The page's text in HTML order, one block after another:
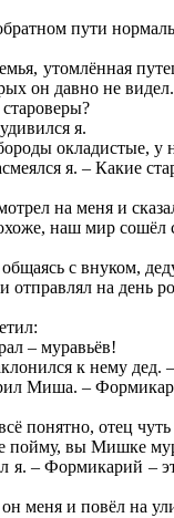
пути
утомлённая
он давно не
я.
окладистые, у
я. – Какие
на меня и
наш мир сошёл
с внуком,
отправлял на день
– муравьёв!
к нему дед.
Миша. –
понятно, отец
пойму, вы Мишке
я. – Формикарий –
меня и повёл на